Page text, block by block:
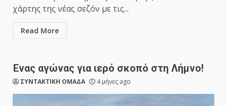
χάρτης της νέας σεζόν με τις...
Read More
Ένας αγώνας για ιερό σκοπό στη Λήμνο!
ΣΥΝΤΑΚΤΙΚΗ ΟΜΑΔΑ 4 μήνες ago